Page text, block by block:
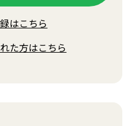
はこちら
た方はこちら